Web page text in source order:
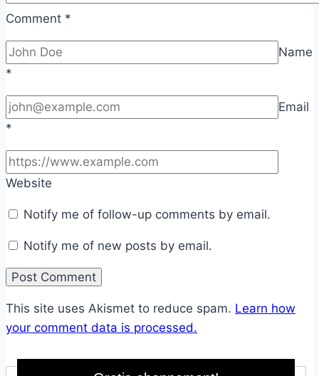
Comment *
Name
*
Email
*
Website
Notify me of follow-up comments by email.
Notify me of new posts by email.
This site uses Akismet to reduce spam. Learn how
your comment data is processed.